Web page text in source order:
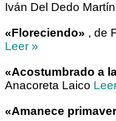
Iván Del Dedo Martín
«Floreciendo» , de
Leer »
«Acostumbrado a
Anacoreta Laico
«Amanece